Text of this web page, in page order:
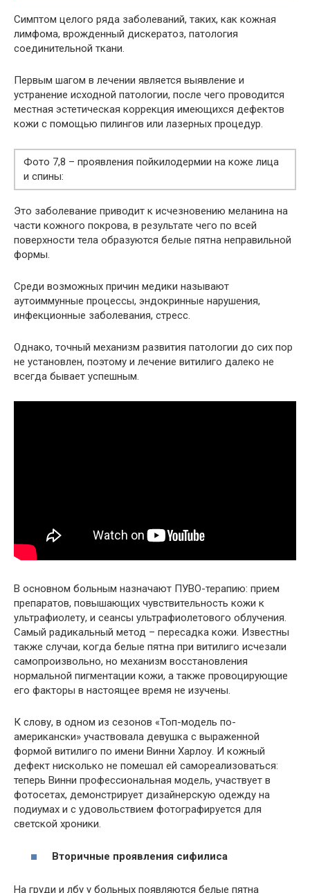
Симптом целого ряда заболеваний, таких, как кожная
лимфома, врожденный дискератоз, патология
соединительной ткани.
Первым шагом в лечении является выявление и
устранение исходной патологии, после чего проводится
местная эстетическая коррекция имеющихся дефектов
кожи с помощью пилингов или лазерных процедур.
Фото 7,8 – проявления пойкилодермии на коже лица
и спины:
Это заболевание приводит к исчезновению меланина на
части кожного покрова, в результате чего по всей
поверхности тела образуются белые пятна неправильной
формы.
Среди возможных причин медики называют
аутоиммунные процессы, эндокринные нарушения,
инфекционные заболевания, стресс.
Однако, точный механизм развития патологии до сих пор
не установлен, поэтому и лечение витилиго далеко не
всегда бывает успешным.
В основном больным назначают ПУВО-терапию: прием
препаратов, повышающих чувствительность кожи к
ультрафиолету, и сеансы ультрафиолетового облучения.
Самый радикальный метод – пересадка кожи. Известны
также случаи, когда белые пятна при витилиго исчезали
самопроизвольно, но механизм восстановления
нормальной пигментации кожи, а также провоцирующие
его факторы в настоящее время не изучены.
К слову, в одном из сезонов «Топ-модель по-
американски» участвовала девушка с выраженной
формой витилиго по имени Винни Харлоу. И кожный
дефект нисколько не помешал ей самореализоваться:
теперь Винни профессиональная модель, участвует в
фотосетах, демонстрирует дизайнерскую одежду на
подиумах и с удовольствием фотографируется для
светской хроники.
Вторичные проявления сифилиса
На груди и лбу у больных появляются белые пятна